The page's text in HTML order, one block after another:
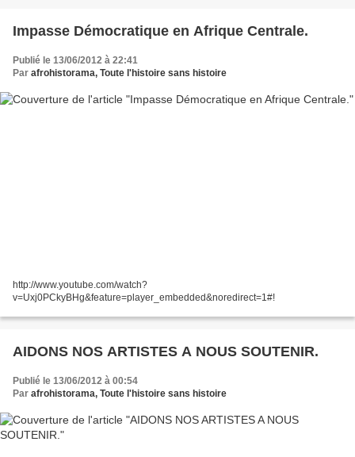
Impasse Démocratique en Afrique Centrale.
Publié le 13/06/2012 à 22:41
Par afrohistorama, Toute l'histoire sans histoire
http://www.youtube.com/watch?
v=Uxj0PCkyBHg&feature=player_embedded&noredirect=1#!
AIDONS NOS ARTISTES A NOUS SOUTENIR.
Publié le 13/06/2012 à 00:54
Par afrohistorama, Toute l'histoire sans histoire